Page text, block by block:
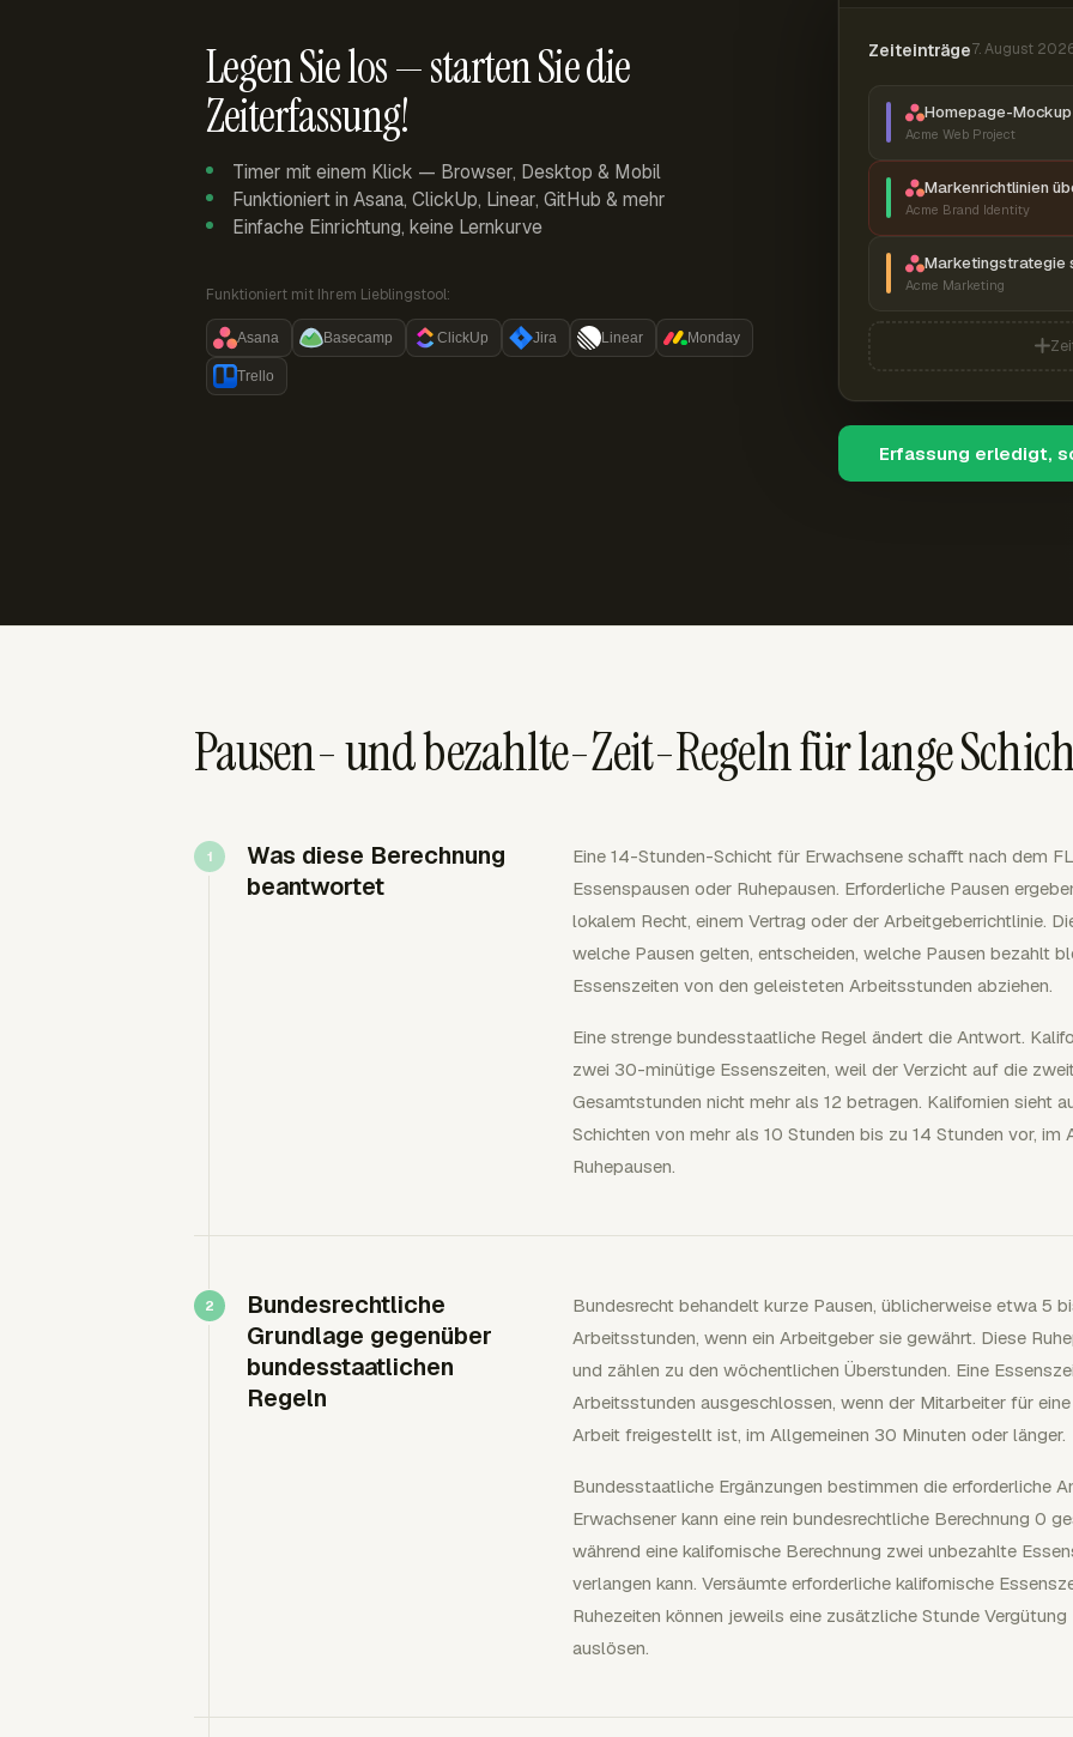
Legen Sie los — starten Sie die
Zeiterfassung!
Timer mit einem Klick — Browser, Desktop & Mobil
Funktioniert in Asana, ClickUp, Linear, GitHub & mehr
Einfache Einrichtung, keine Lernkurve
Funktioniert mit Ihrem Lieblingstool:
Asana Basecamp ClickUp Jira Linear Monday
Trello
Zeiteinträge7. August
Homepage-
Acme Web Project
Markenrichtlinien
Acme Brand Identity
Marketingstrategie
Acme Marketing
Erfassung erledigt,
Pausen- und bezahlte-Zeit-Regeln für lange
Was diese Berechnung
beantwortet
Eine 14-Stunden-Schicht für Erwachsene schafft nach dem
Essenspausen oder Ruhepausen. Erforderliche Pausen
lokalem Recht, einem Vertrag oder der Arbeitgeberrichtlinie.
welche Pausen gelten, entscheiden, welche Pausen bezahlt
Essenszeiten von den geleisteten Arbeitsstunden abziehen.
Eine strenge bundesstaatliche Regel ändert die Antwort.
zwei 30-minütige Essenszeiten, weil der Verzicht auf die
Gesamtstunden nicht mehr als 12 betragen. Kalifornien sieht
Schichten von mehr als 10 Stunden bis zu 14 Stunden vor,
Ruhepausen.
Bundesrechtliche
Grundlage gegenüber
bundesstaatlichen
Regeln
Bundesrecht behandelt kurze Pausen, üblicherweise etwa 5
Arbeitsstunden, wenn ein Arbeitgeber sie gewährt. Diese
und zählen zu den wöchentlichen Überstunden. Eine
Arbeitsstunden ausgeschlossen, wenn der Mitarbeiter für
Arbeit freigestellt ist, im Allgemeinen 30 Minuten oder länger.
Bundesstaatliche Ergänzungen bestimmen die erforderliche
Erwachsener kann eine rein bundesrechtliche Berechnung 0
während eine kalifornische Berechnung zwei unbezahlte
verlangen kann. Versäumte erforderliche kalifornische
Ruhezeiten können jeweils eine zusätzliche Stunde
auslösen.